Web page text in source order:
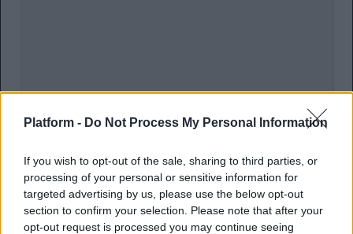
Platform - Do Not Process My Personal Information
If you wish to opt-out of the sale, sharing to third parties, or
processing of your personal or sensitive information for
targeted advertising by us, please use the below opt-out
section to confirm your selection. Please note that after your
opt-out request is processed you may continue seeing